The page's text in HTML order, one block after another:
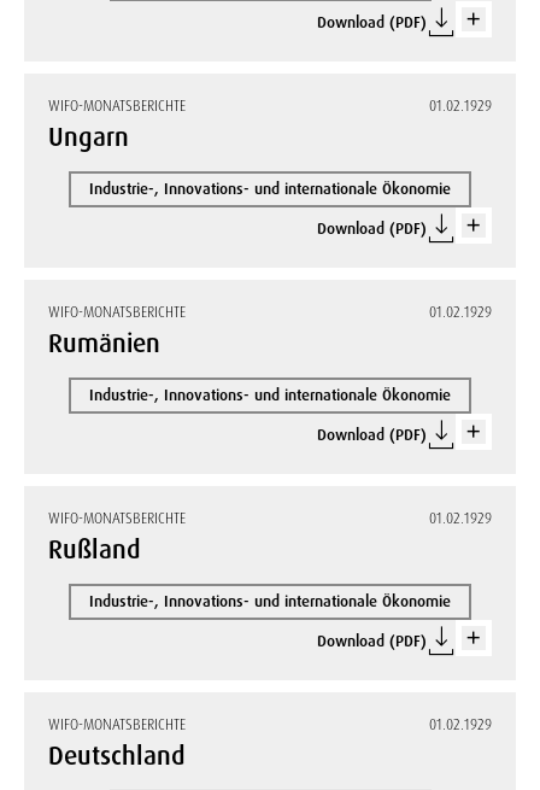
Download (PDF)
WIFO-MONATSBERICHTE 01.02.1929
Ungarn
Industrie-, Innovations- und internationale Ökonomie
Download (PDF)
WIFO-MONATSBERICHTE 01.02.1929
Rumänien
Industrie-, Innovations- und internationale Ökonomie
Download (PDF)
WIFO-MONATSBERICHTE 01.02.1929
Rußland
Industrie-, Innovations- und internationale Ökonomie
Download (PDF)
WIFO-MONATSBERICHTE 01.02.1929
Deutschland